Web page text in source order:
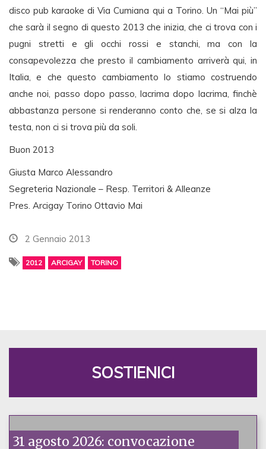
disco pub karaoke di Via Cumiana qui a Torino. Un “Mai più”
che sarà il segno di questo 2013 che inizia, che ci trova con i
pugni stretti e gli occhi rossi e stanchi, ma con la
consapevolezza che presto il cambiamento arriverà qui, in
Italia, e che questo cambiamento lo stiamo costruendo
anche noi, passo dopo passo, lacrima dopo lacrima, finchè
abbastanza persone si renderanno conto che, se si alza la
testa, non ci si trova più da soli.
Buon 2013
Giusta Marco Alessandro
Segreteria Nazionale – Resp. Territori & Alleanze
Pres. Arcigay Torino Ottavio Mai
2 Gennaio 2013
2012 ARCIGAY TORINO
SOSTIENICI
31 agosto 2026: convocazione